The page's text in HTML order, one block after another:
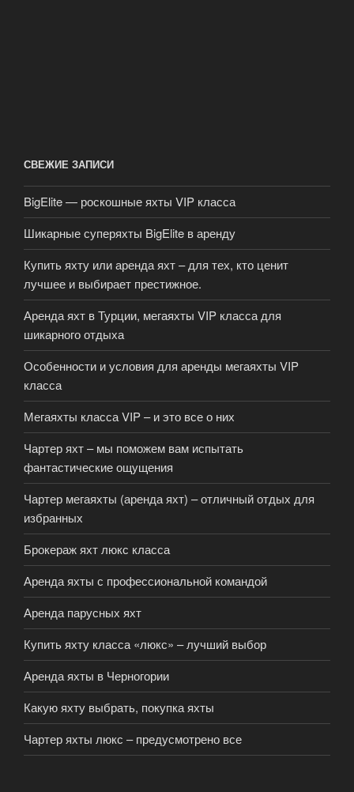
СВЕЖИЕ ЗАПИСИ
BigElite — роскошные яхты VIP класса
Шикарные суперяхты BigElite в аренду
Купить яхту или аренда яхт – для тех, кто ценит
лучшее и выбирает престижное.
Аренда яхт в Турции, мегаяхты VIP класса для
шикарного отдыха
Особенности и условия для аренды мегаяхты VIP
класса
Мегаяхты класса VIP – и это все о них
Чартер яхт – мы поможем вам испытать
фантастические ощущения
Чартер мегаяхты (аренда яхт) – отличный отдых для
избранных
Брокераж яхт люкс класса
Аренда яхты с профессиональной командой
Аренда парусных яхт
Купить яхту класса «люкс» – лучший выбор
Аренда яхты в Черногории
Какую яхту выбрать, покупка яхты
Чартер яхты люкс – предусмотрено все